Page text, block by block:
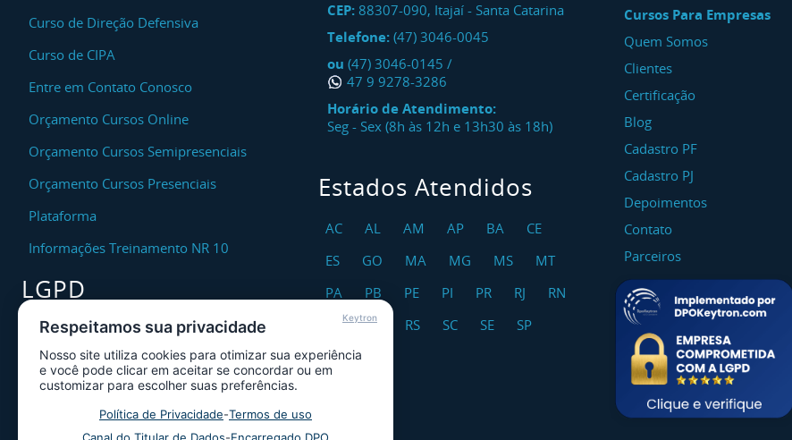
Curso de Direção Defensiva
Curso de CIPA
Entre em Contato Conosco
Orçamento Cursos Online
Orçamento Cursos Semipresenciais
Orçamento Cursos Presenciais
Plataforma
Informações Treinamento NR 10
LGPD
Encarregado DPO
Canal de Atendimento ao Titular dos
Dados
Política de Privacidade
CEP: 88307-090, Itajaí - Santa Catarina
Telefone: (47) 3046-0045
ou (47) 3046-0145 /
47 9 9278-3286
Horário de Atendimento:
Seg - Sex (8h às 12h e 13h30 às 18h)
Estados Atendidos
AC AL AM AP BA
CE
ES
GO MA MG MS
MT
PA
PB PE PI PR RJ
RN
RO
RR RS SC SE
SP
TO
Cursos Para Empresas
Quem Somos
Clientes
Certificação
Blog
Cadastro PF
Cadastro PJ
Depoimentos
Contato
Parceiros
Keytron
Respeitamos sua privacidade
Nosso site utiliza cookies para otimizar sua experiência
e você pode clicar em aceitar se concordar ou em
customizar para escolher suas preferências.
Política de Privacidade-Termos de uso